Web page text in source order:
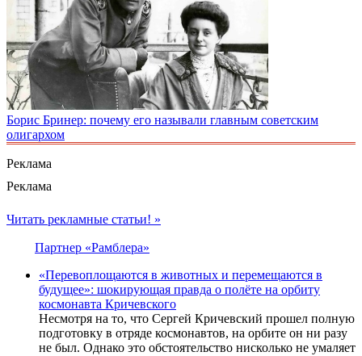
Борис Бринер: почему его называли главным советским
олигархом
Реклама
Реклама
Читать рекламные статьи! »
Партнер «Рамблера»
«Перевоплощаются в животных и перемещаются в
будущее»: шокирующая правда о полёте на орбиту
космонавта Кричевского
Несмотря на то, что Сергей Кричевский прошел полную
подготовку в отряде космонавтов, на орбите он ни разу
не был. Однако это обстоятельство нисколько не умаляет